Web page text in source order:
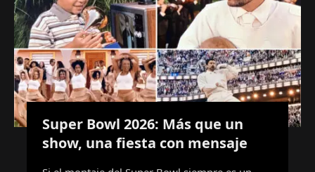
Super Bowl 2026: Más que un
show, una fiesta con mensaje